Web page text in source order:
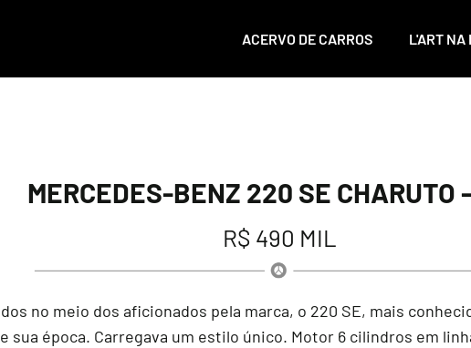
ACERVO DE CARROS L'ART NA
MERCEDES-BENZ 220 SE CHARUTO
R$ 490 MIL
no meio dos aficionados pela marca, o 220 SE, mais
sua época. Carregava um estilo único. Motor 6 cilindros em